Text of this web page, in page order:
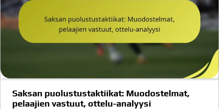
Saksan puolustustaktiikat: Muodostelmat,
pelaajien vastuut, ottelu-analyysi